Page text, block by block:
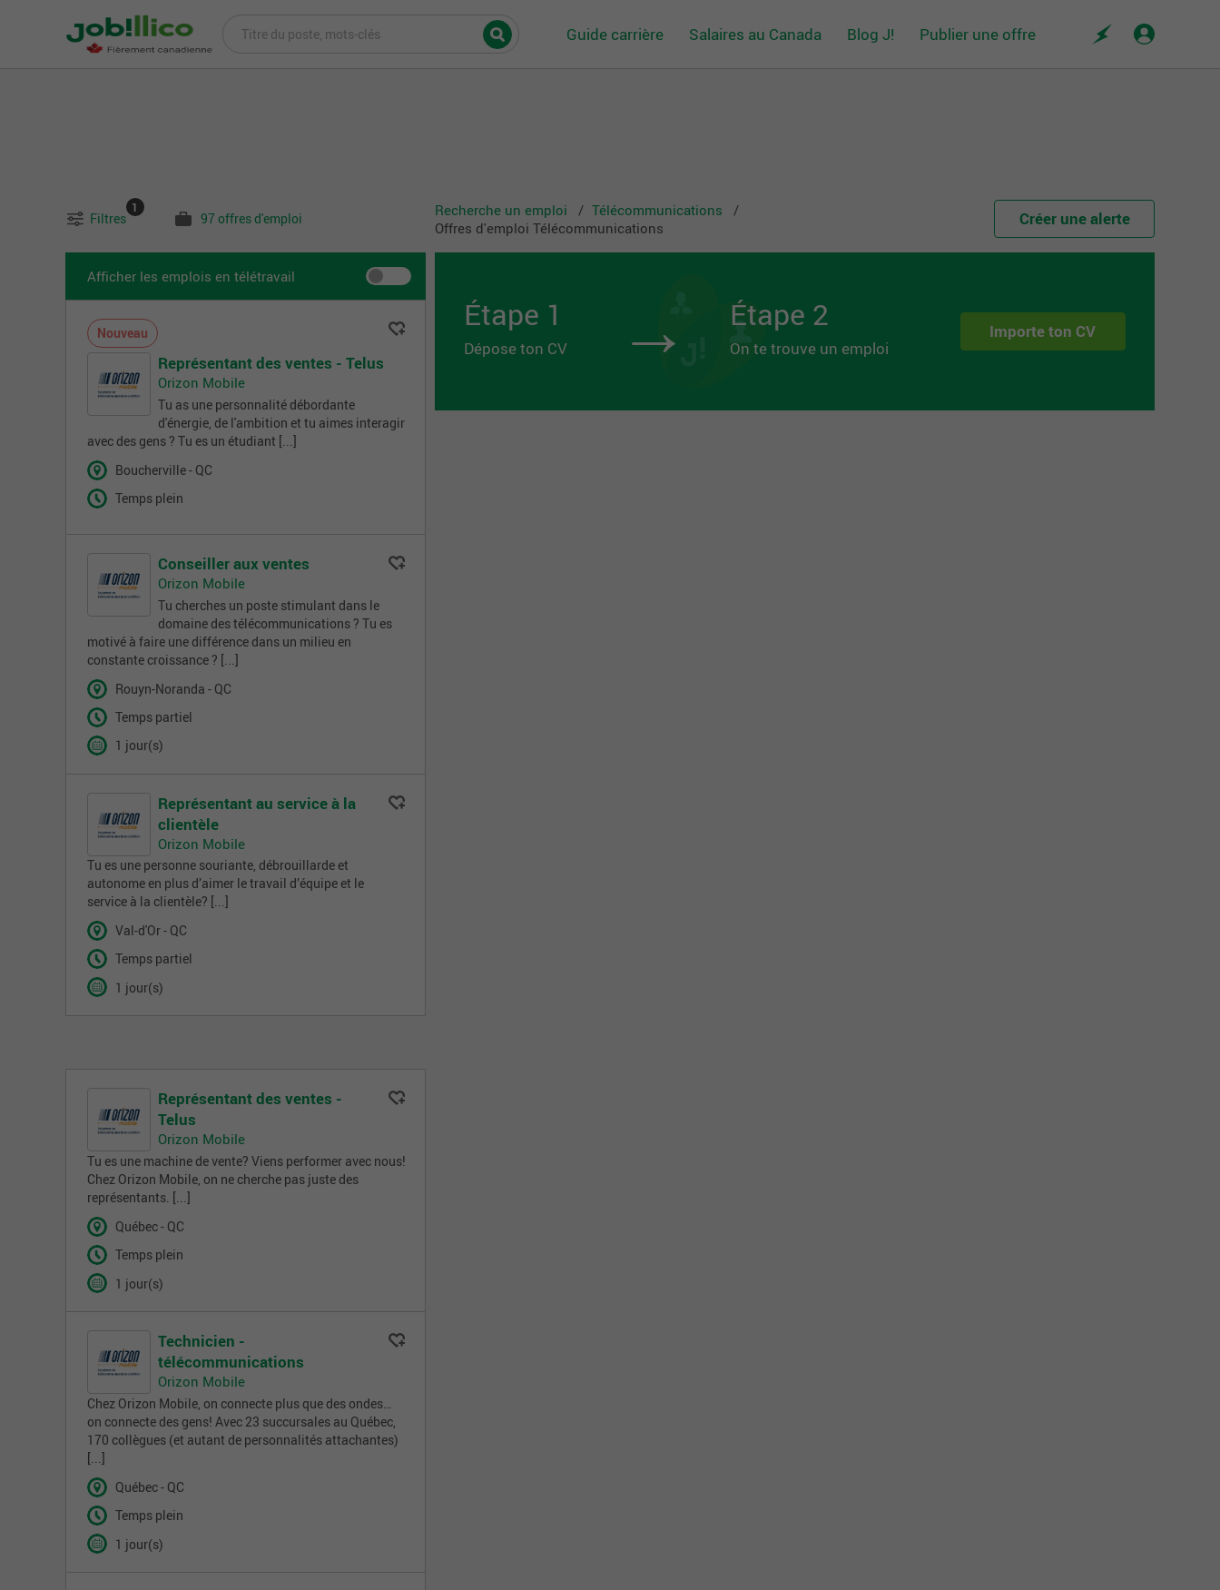
Guide carrière Salaires au Canada Blog J! Publier une offre
Filtres
1
97 offres d'emploi Recherche un emploi
Télécommunications
Offres d'emploi Télécommunications
Créer une alerte
Afficher les emplois en télétravail
Nouveau
Représentant des ventes - Telus
Orizon Mobile
Tu as une personnalité débordante
d'énergie, de l'ambition et tu aimes interagir
avec des gens ? Tu es un étudiant [...]
Boucherville - QC
Temps plein
Conseiller aux ventes
Orizon Mobile
Tu cherches un poste stimulant dans le
domaine des télécommunications ? Tu es
motivé à faire une différence dans un milieu en
constante croissance ? [...]
Rouyn-Noranda - QC
Temps partiel
1 jour(s)
Représentant au service à la
clientèle
Orizon Mobile
Tu es une personne souriante, débrouillarde et
autonome en plus d’aimer le travail d’équipe et le
service à la clientèle? [...]
Val-d'Or - QC
Temps partiel
1 jour(s)
Représentant des ventes -
Telus
Orizon Mobile
Tu es une machine de vente? Viens performer avec nous!
Chez Orizon Mobile, on ne cherche pas juste des
représentants. [...]
Québec - QC
Temps plein
1 jour(s)
Technicien -
télécommunications
Orizon Mobile
Chez Orizon Mobile, on connecte plus que des ondes…
on connecte des gens! Avec 23 succursales au Québec,
170 collègues (et autant de personnalités attachantes)
[...]
Québec - QC
Temps plein
1 jour(s)
Étape 1
Dépose ton CV → Étape 2
On te trouve un emploi
Importe ton CV